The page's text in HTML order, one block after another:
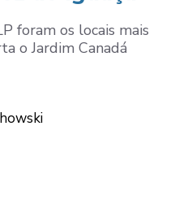
foram os locais mais
o Jardim Canadá